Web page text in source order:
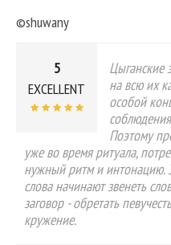
©shuwany
5
EXCELLENT
Цыганские
на всю их
особой
Поэтому
уже во время ритуала,
нужный ритм и интонацию.
слова начинают звенеть
заговор - обретать
кружение.